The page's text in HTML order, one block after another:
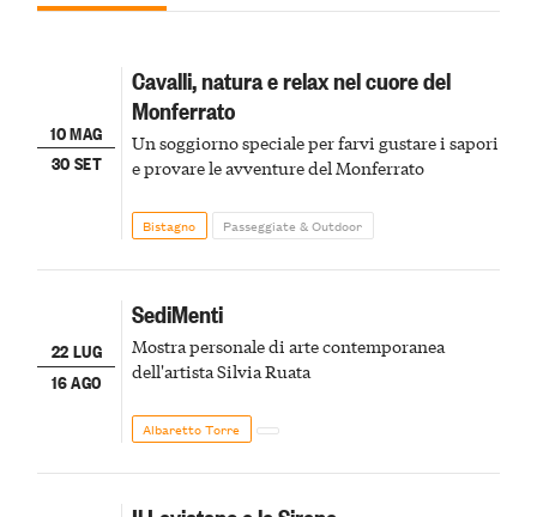
10 MAG
30 SET
Cavalli, natura e relax nel cuore del
Monferrato
Un soggiorno speciale per farvi gustare i sapori
e provare le avventure del Monferrato
Bistagno Passeggiate & Outdoor
22 LUG
16 AGO
SediMenti
Mostra personale di arte contemporanea
dell'artista Silvia Ruata
Albaretto Torre